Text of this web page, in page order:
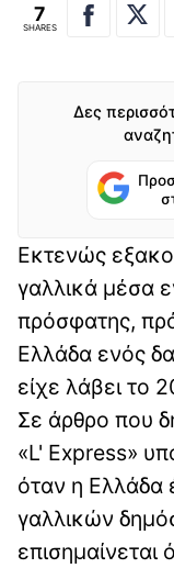
7
SHARES
Δες
Εκτενώς
γαλλικά μέσα
πρόσφατης,
Ελλάδα ενός
είχε λάβει το
Σε άρθρο που
«L' Express»
όταν η Ελλάδα
γαλλικών
επισημαίνεται